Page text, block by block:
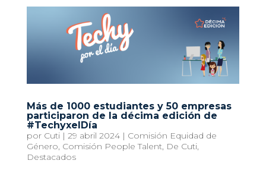
Más de 1000 estudiantes y 50 empresas
participaron de la décima edición de
#TechyxelDía
por Cuti| 29 abril 2024| Comisión Equidad de
Género, Comisión People Talent, De Cuti,
Destacados